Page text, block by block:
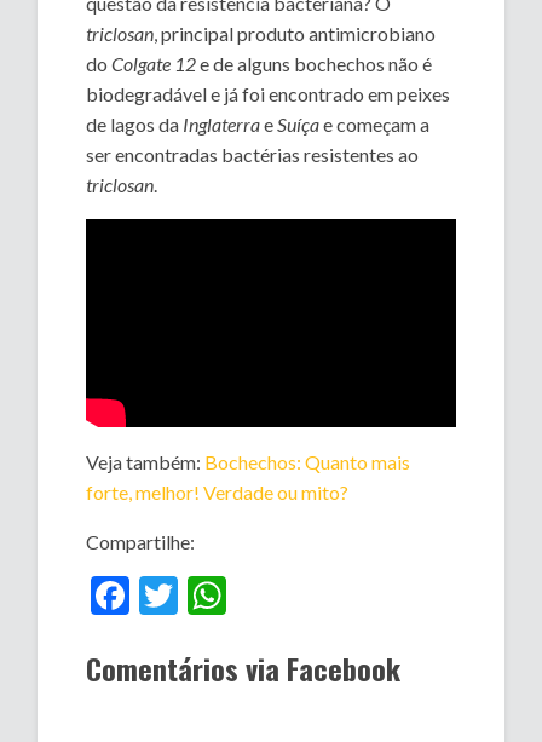
triclosan, principal produto antimicrobiano
doColgate 12e de alguns bochechos não é
biodegradável e já foi encontrado em peixes
de lagos da InglaterraeSuíçae começam a
ser encontradas bactérias resistentes ao
triclosan.
Veja também: Bochechos: Quanto mais
forte, melhor! Verdade ou mito?
Compartilhe:
Facebook
Twitter
Comentários via Facebook